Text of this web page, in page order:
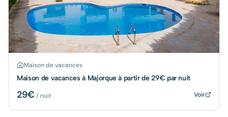
Maison de vacances
Maison de vacances à Majorque à partir de 29€ par nuit
29€/ nuit Voir